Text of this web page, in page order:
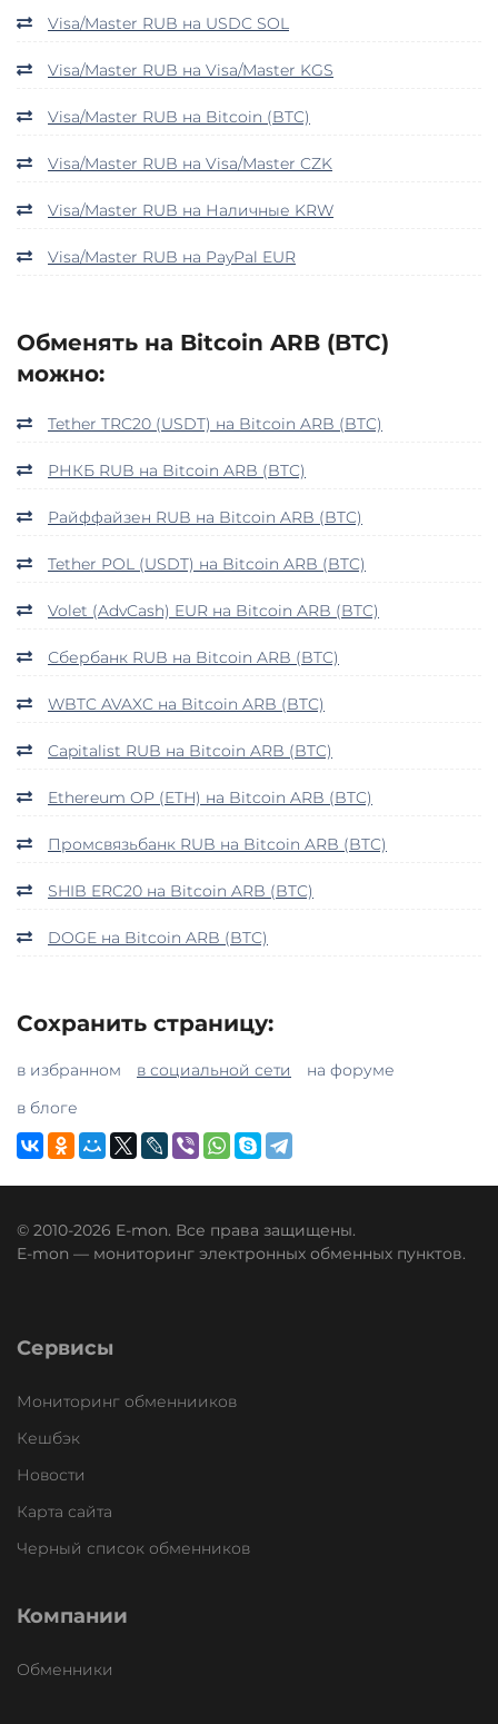
Visa/Master RUB на USDC SOL
Visa/Master RUB на Visa/Master KGS
Visa/Master RUB на Bitcoin (BTC)
Visa/Master RUB на Visa/Master CZK
Visa/Master RUB на Наличные KRW
Visa/Master RUB на PayPal EUR
Обменять на Bitcoin ARB (BTC)
можно:
Tether TRC20 (USDT) на Bitcoin ARB (BTC)
РНКБ RUB на Bitcoin ARB (BTC)
Райффайзен RUB на Bitcoin ARB (BTC)
Tether POL (USDT) на Bitcoin ARB (BTC)
Volet (AdvCash) EUR на Bitcoin ARB (BTC)
Сбербанк RUB на Bitcoin ARB (BTC)
WBTC AVAXC на Bitcoin ARB (BTC)
Capitalist RUB на Bitcoin ARB (BTC)
Ethereum OP (ETH) на Bitcoin ARB (BTC)
Промсвязьбанк RUB на Bitcoin ARB (BTC)
SHIB ERC20 на Bitcoin ARB (BTC)
DOGE на Bitcoin ARB (BTC)
Сохранить страницу:
в избранном в социальной сети
на форуме
в блоге
© 2010-2026 E-mon. Все права защищены.
E-mon — мониторинг электронных обменных пунктов.
Сервисы
Мониторинг обменнииков
Кешбэк
Новости
Карта сайта
Черный список обменников
Компании
Обменники